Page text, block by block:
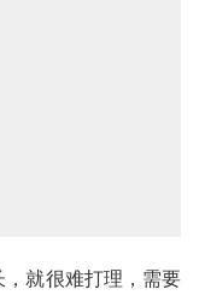
就很难打理，需要